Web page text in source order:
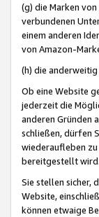
(g) die Marken
verbundenen
einem anderen
von Amazon-
(h) die
Ob eine Website
jederzeit die
anderen Gründen
schließen, dürfen
wiederaufleben
bereitgestellt wird.
Sie stellen sicher,
Website,
können etwaige